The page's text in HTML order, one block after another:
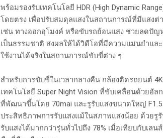
พร้อมรองรับเทคโนโลยี HDR (High Dynamic
โดยตรง เพื่อปรับสมดุลแสงในสถานการณ์ที่มีแสงต่
เช่น ทางออกอุโมงค์ หรือขับรถย้อนแสง ช่วยลดปัญ
เป็นธรรมชาติ ส่งผลให้ได้วิดีโอที่มีความแม่นยำแล
ใช้งานได้จริงในสถานการณ์ขับขี่ต่าง ๆ
สำหรับการขับขี่ในเวลากลางคืน กล้องติดรถยนต์
เทคโนโลยี Super Night Vision ที่ขับเคลื่อนด้วยอั
ที่พัฒนาขึ้นโดย 70mai และรูรับแสงขนาดใหญ่
ประสิทธิภาพการรับแสงแม้ในสภาพแสงน้อย ด้วยรู
รับแสงได้มากกว่ารุ่นทั่วไปถึง 78% เมื่อเทียบกับเ